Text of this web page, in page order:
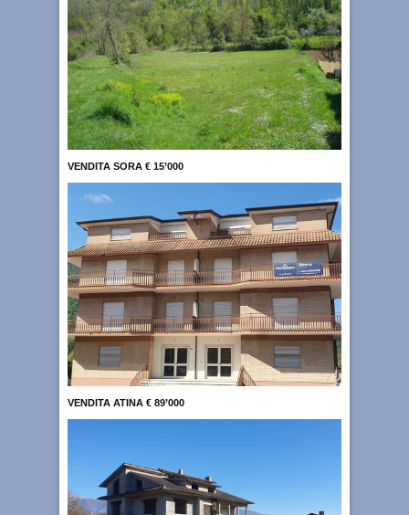
VENDITA SORA € 15’000
VENDITA ATINA € 89’000